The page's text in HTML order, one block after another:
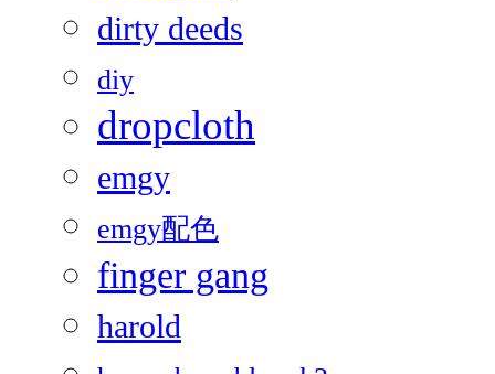
dirty deeds
diy
dropcloth
emgy
emgy配色
finger gang
harold